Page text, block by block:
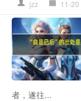
jzz 11-20
者，遂往...